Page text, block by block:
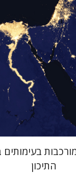
מחיר השקה
$29
בעימותים
התיכון